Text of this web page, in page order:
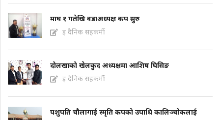
माघ १ गतेखि वडाअध्यक्ष कप सुरु
इ दैनिक सहकर्मी
दोलखाको खेलकुद अध्यक्षमा आशिष घिसिङ
इ दैनिक सहकर्मी
पशुपति चौलागाई स्मृति कपको उपाधि कालिञ्चोकलाई